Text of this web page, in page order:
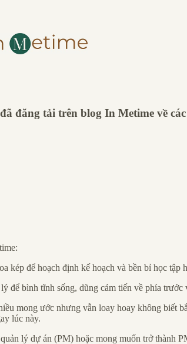
đăng tải trên blog In Metime về
để hoạch định kế hoạch và bền bỉ học tập
để bình tĩnh sống, dũng cảm tiến về phía
mong ước nhưng vẫn loay hoay không biết
lúc này.
lý dự án (PM) hoặc mong muốn trở thành